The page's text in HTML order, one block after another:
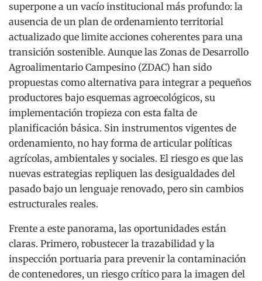
superpone a un vacío institucional más profundo: la
ausencia de un plan de ordenamiento territorial
actualizado que limite acciones coherentes para una
transición sostenible. Aunque las Zonas de Desarrollo
Agroalimentario Campesino (ZDAC) han sido
propuestas como alternativa para integrar a pequeños
productores bajo esquemas agroecológicos, su
implementación tropieza con esta falta de
planificación básica. Sin instrumentos vigentes de
ordenamiento, no hay forma de articular políticas
agrícolas, ambientales y sociales. El riesgo es que las
nuevas estrategias repliquen las desigualdades del
pasado bajo un lenguaje renovado, pero sin cambios
estructurales reales.
Frente a este panorama, las oportunidades están
claras. Primero, robustecer la trazabilidad y la
inspección portuaria para prevenir la contaminación
de contenedores, un riesgo crítico para la imagen del